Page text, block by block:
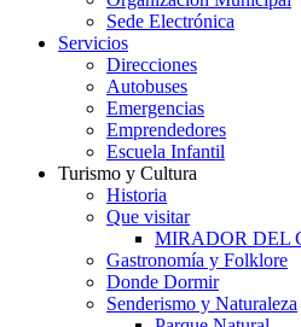
Sede Electrónica
Servicios
Direcciones
Autobuses
Emergencias
Emprendedores
Escuela Infantil
Turismo y Cultura
Historia
Que visitar
MIRADOR DEL
Gastronomía y Folklore
Donde Dormir
Senderismo y Naturaleza